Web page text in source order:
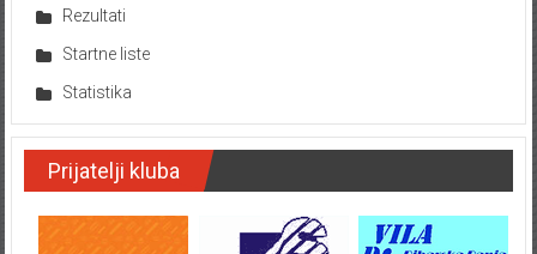
Rezultati
Startne liste
Statistika
Prijatelji kluba